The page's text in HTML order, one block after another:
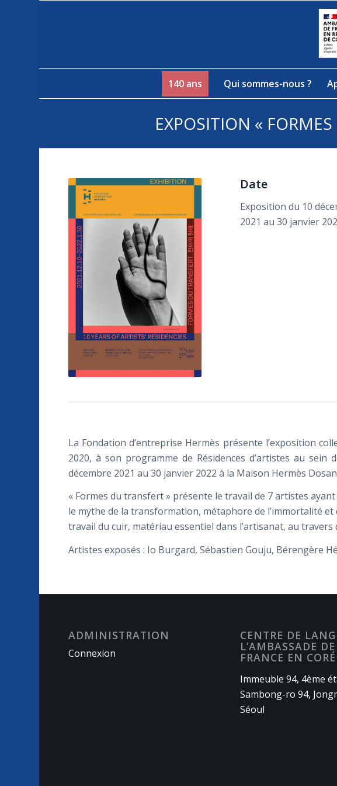
140 ans Qui sommes-nous ?
EXPOSITION «
Date
Exposition du 10
2021 au 30 janvier
La Fondation d’entreprise Hermès présente l’exposition
2020, à son programme de Résidences d’artistes au
décembre 2021 au 30 janvier 2022 à la Maison Hermès
« Formes du transfert » présente le travail de 7 artistes
le mythe de la transformation, métaphore de l’immortalité
travail du cuir, matériau essentiel dans l’artisanat, au travers
Artistes exposés : Io Burgard, Sébastien Gouju, Bérengère
ADMINISTRATION
Connexion
CENTRE DE
L’AMBASSADE DE
FRANCE EN
Immeuble 94, 4ème
Sambong-ro 94,
Séoul